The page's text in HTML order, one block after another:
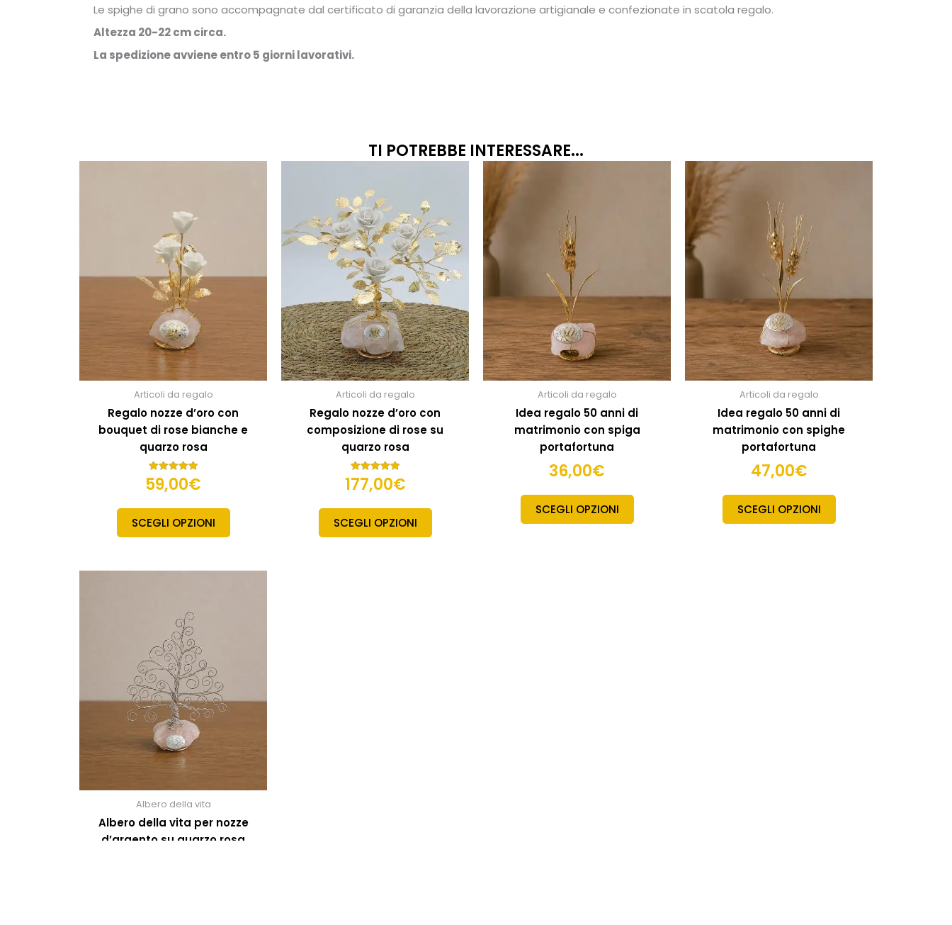
Le spighe di grano sono accompagnate dal certificato di garanzia della lavorazione artigianale e confezionate in scatola regalo.
Altezza 20-22 cm circa.
La spedizione avviene entro 5 giorni lavorativi.
TI POTREBBE INTERESSARE...
Articoli da regalo
Regalo nozze d’oro con
bouquet di rose bianche e
quarzo rosa
Valutato
5.00
59,00€
SCEGLI OPZIONI
Articoli da regalo
Regalo nozze d’oro con
composizione di rose su
quarzo rosa
Valutato
5.00
177,00€
SCEGLI OPZIONI
Articoli da regalo
Idea regalo 50 anni di
matrimonio con spiga
portafortuna
36,00€
SCEGLI OPZIONI
Articoli da regalo
Idea regalo 50 anni di
matrimonio con spighe
portafortuna
47,00€
SCEGLI OPZIONI
Albero della vita
Albero della vita per nozze
d’argento su quarzo rosa